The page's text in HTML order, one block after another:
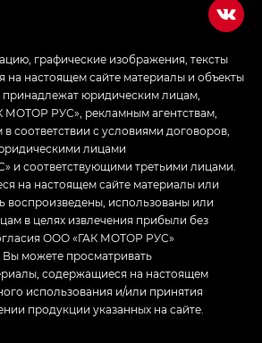
графические изображения, тексты
настоящем сайте материалы и объекты
юридическим лицам,
РУС», рекламным агентствам,
соответствии с условиями договоров,
лицами
соответствующими третьими лицами.
на настоящем сайте материалы или
воспроизведены, использованы или
в целях извлечения прибыли без
ООО «ГАК МОТОР РУС»
можете просматривать
содержащиеся на настоящем
использования и/или принятия
продукции указанных на сайте.